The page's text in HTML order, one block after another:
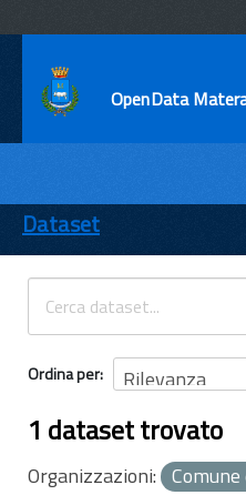
OpenData
ENTI
TEMI
INFORMAZIONI
Dataset
Ordina per
1 dataset trovato
Organizzazioni: